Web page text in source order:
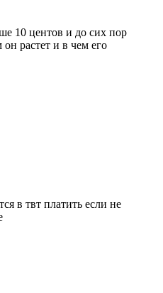
10 центов и до сих пор
растет и в чем его
в твт платить если не